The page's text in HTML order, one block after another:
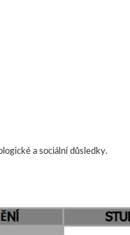
a sociální důsledky.